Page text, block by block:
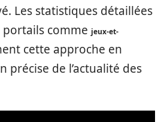
Les statistiques détaillées
comme jeux-et-
cette approche en
précise de l’actualité des